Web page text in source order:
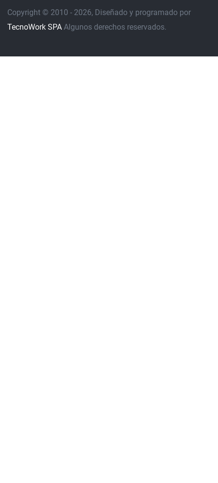
Copyright © 2010 - 2026, Diseñado y programado por
TecnoWork SPA Algunos derechos reservados.